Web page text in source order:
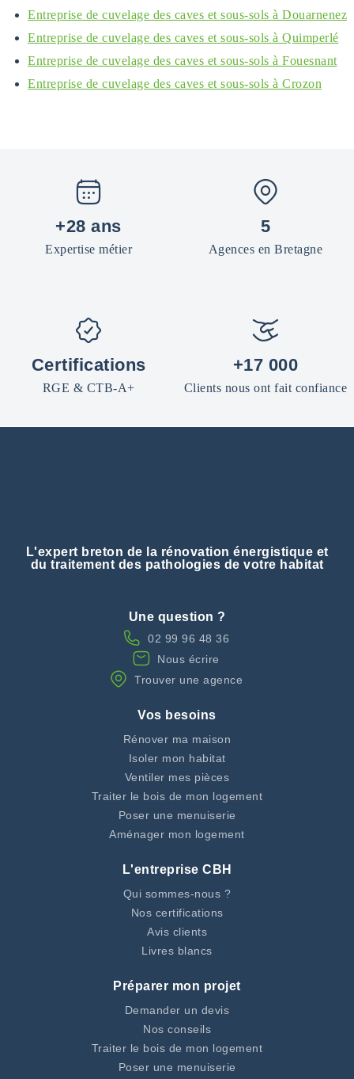
Entreprise de cuvelage des caves et sous-sols à Douarnenez
Entreprise de cuvelage des caves et sous-sols à Quimperlé
Entreprise de cuvelage des caves et sous-sols à Fouesnant
Entreprise de cuvelage des caves et sous-sols à Crozon
+28 ans
Expertise métier
5
Agences en Bretagne
Certifications
RGE & CTB-A+
+17 000
Clients nous ont fait confiance
L'expert breton de la rénovation énergistique et
du traitement des pathologies de votre habitat
Une question ?
02 99 96 48 36
Nous écrire
Trouver une agence
Vos besoins
Rénover ma maison
Isoler mon habitat
Ventiler mes pièces
Traiter le bois de mon logement
Poser une menuiserie
Aménager mon logement
L'entreprise CBH
Qui sommes-nous ?
Nos certifications
Avis clients
Livres blancs
Préparer mon projet
Demander un devis
Nos conseils
Traiter le bois de mon logement
Poser une menuiserie